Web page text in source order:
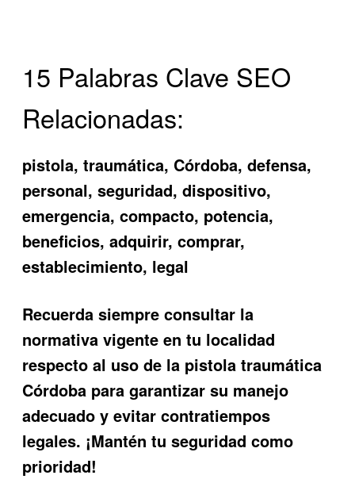
15 Palabras Clave SEO
Relacionadas:
pistola, traumática, Córdoba, defensa,
personal, seguridad, dispositivo,
emergencia, compacto, potencia,
beneficios, adquirir, comprar,
establecimiento, legal
Recuerda siempre consultar la
normativa vigente en tu localidad
respecto al uso de la pistola traumática
Córdoba para garantizar su manejo
adecuado y evitar contratiempos
legales. ¡Mantén tu seguridad como
prioridad!